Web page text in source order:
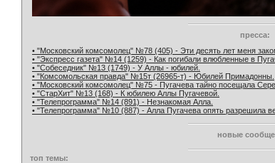
пресса:
• "Московский комсомолец" №78 (405) - Эти десять лет меня
• "Экспресс газета" №14 (1259) - Как погибали влюбленные в
• "Собеседник" №13 (1749) - У Аллы - юбилей.
• "Комсомольская правда" №15т (26965-т) - Юбилей Примадонны.
• "Московский комсомолец" №75 - Пугачева тайно посещала
• "СтарХит" №13 (168) - К юбилею Аллы Пугачевой.
• "Телепрограмма" №14 (891) - Незнакомая Алла.
• "Телепрограмма" №10 (887) - Алла Пугачева опять разрешила
новые
топ темы: